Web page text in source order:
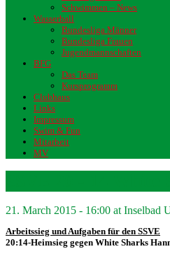
Schwimmen – News
Wasserball
Bundesliga Männer
Bundesliga Frauen
Jugendmannschaften
BFG
Das Team
Kursprogramm
Clubhaus
Links
Impressum
Swim & Fun
Mitarbeit
MV
21. March 2015 - 16:00 at Inselbad
Arbeitssieg und Aufgaben für den SSVE
20:14-Heimsieg gegen White Sharks